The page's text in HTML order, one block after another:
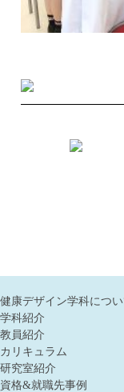
健康デザイン学科につい
学科紹介
教員紹介
カリキュラム
研究室紹介
資格&就職先事例